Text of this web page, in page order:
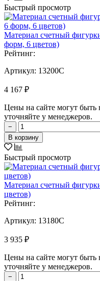
Быстрый просмотр
Материал счетный
форм, 6 цветов)
Рейтинг:
Артикул: 13200C
4 167 ₽
Цены на сайте могут
уточняйте у менеджеров.
−
В корзину
Быстрый просмотр
Материал счетный
цветов)
Рейтинг:
Артикул: 13180C
3 935 ₽
Цены на сайте могут
уточняйте у менеджеров.
−